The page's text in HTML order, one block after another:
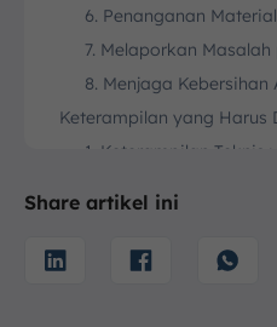
6. Penanganan
7. Melaporkan
8. Menjaga Kebersihan
Keterampilan yang Harus
1. Keterampilan Teknis
4. Kemampuan
Share artikel ini